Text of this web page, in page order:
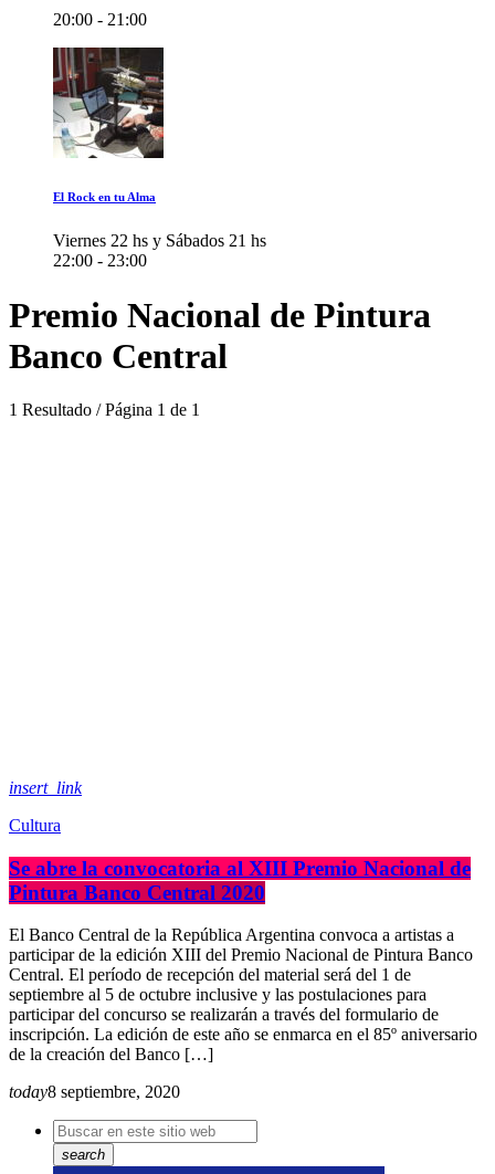
20:00 - 21:00
El Rock en tu Alma
Viernes 22 hs y Sábados 21 hs
22:00 - 23:00
Premio Nacional de Pintura
Banco Central
1 Resultado / Página 1 de 1
insert_link
Cultura
​Se abre la convocatoria al XIII Premio Nacional de
Pintura Banco Central 2020
El Banco Central de la República Argentina convoca a artistas a
participar de la edición XIII del Premio Nacional de Pintura Banco
Central. El período de recepción del material será del 1 de
septiembre al 5 de octubre inclusive y las postulaciones para
participar del concurso se realizarán a través del formulario de
inscripción. La edición de este año se enmarca en el 85º aniversario
de la creación del Banco […]
today8 septiembre, 2020
search